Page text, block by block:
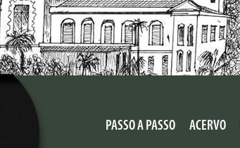
PASSO A PASSO ACERVO